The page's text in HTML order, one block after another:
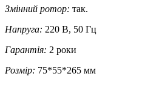
Змінний ротор: так.
Напруга: 220 В, 50 Гц
Гарантія: 2 роки
Розмір: 75*55*265 мм